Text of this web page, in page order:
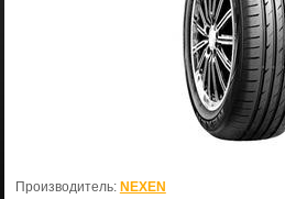
Производитель: NEXEN